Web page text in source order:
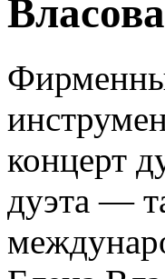
концерт
дуэта —